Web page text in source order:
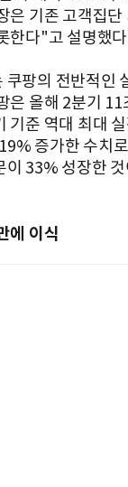
은 기존 고객집
한다"고 설명했
쿠팡의 전반적인
은 올해 2분기 11
기준 역대 최대
증가한 수치
이 33% 성장한
에 이식